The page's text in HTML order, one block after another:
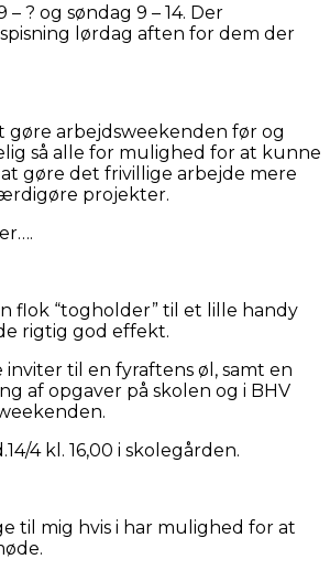
? og søndag 9 – 14. Der
lørdag aften for dem der
gøre arbejdsweekenden før og
så alle for mulighed for at kunne
gøre det frivillige arbejde mere
projekter.
flok “togholder” til et lille handy
rigtig god effekt.
inviter til en fyraftens øl, samt en
af opgaver på skolen og i BHV
4 kl. 16,00 i skolegården.
til mig hvis i har mulighed for at